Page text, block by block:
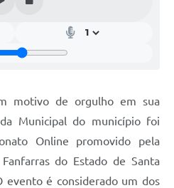
motivo de orgulho em sua
Municipal do município foi
Online promovido pela
do Estado de Santa
evento é considerado um dos